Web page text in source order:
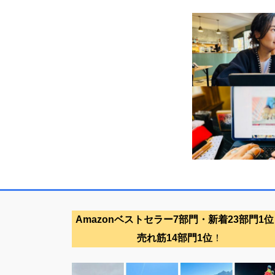
Amazonベストセラー7部門・新着23部門1
売れ筋14部門1位！